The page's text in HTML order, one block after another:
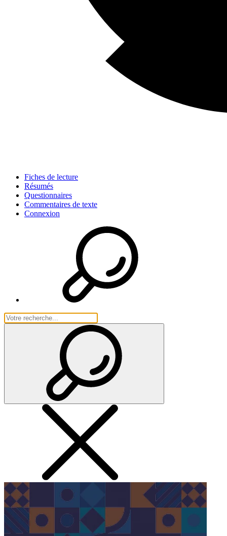
Fiches de lecture
Résumés
Questionnaires
Commentaires de texte
Connexion